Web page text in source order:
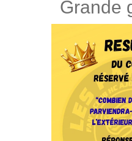
Grande